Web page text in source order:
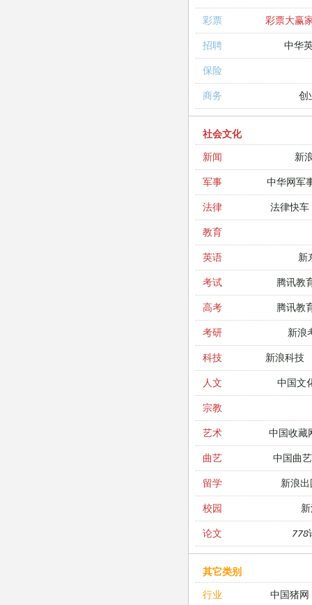
彩票 彩票大赢
招聘 中华
保险
商务 创
社会文化
新闻
新
军事 中华网军
法律 法律快车
教育
英语 新
考试 腾讯教
高考 腾讯教
考研 新浪
科技 新浪科技
人文 中国文
宗教
艺术 中国收藏
曲艺 中国曲
留学 新浪
校园
论文 778
其它类别
行业
中国猪网